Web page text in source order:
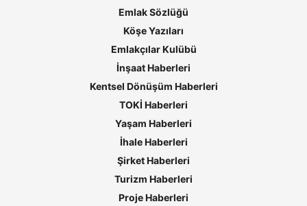
Emlak Sözlüğü
Köşe Yazıları
Emlakçılar Kulübü
İnşaat Haberleri
Kentsel Dönüşüm Haberleri
TOKİ Haberleri
Yaşam Haberleri
İhale Haberleri
Şirket Haberleri
Turizm Haberleri
Proje Haberleri